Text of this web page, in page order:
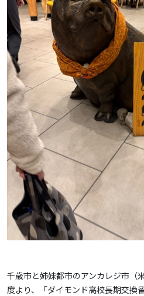
千歳市と姉妹都市のアンカレジ市（
度より、「ダイモンド高校長期交換